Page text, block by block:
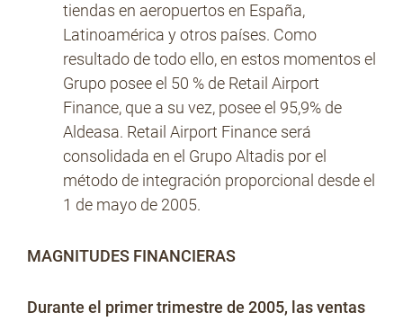
tiendas en aeropuertos en España,
Latinoamérica y otros países. Como
resultado de todo ello, en estos momentos el
Grupo posee el 50 % de Retail Airport
Finance, que a su vez, posee el 95,9% de
Aldeasa. Retail Airport Finance será
consolidada en el Grupo Altadis por el
método de integración proporcional desde el
1 de mayo de 2005.
MAGNITUDES FINANCIERAS
Durante el primer trimestre de 2005, las ventas